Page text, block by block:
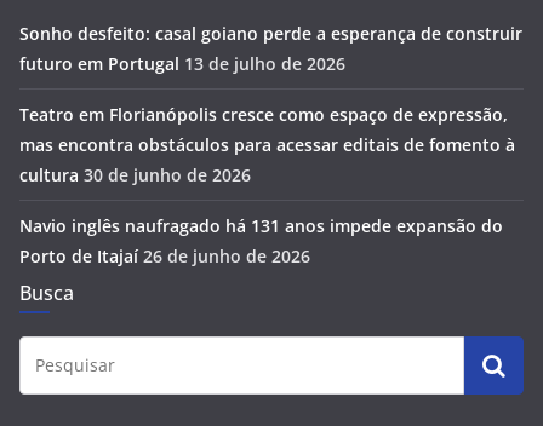
Sonho desfeito: casal goiano perde a esperança de construir
futuro em Portugal 13 de julho de 2026
Teatro em Florianópolis cresce como espaço de expressão,
mas encontra obstáculos para acessar editais de fomento à
cultura 30 de junho de 2026
Navio inglês naufragado há 131 anos impede expansão do
Porto de Itajaí 26 de junho de 2026
Busca